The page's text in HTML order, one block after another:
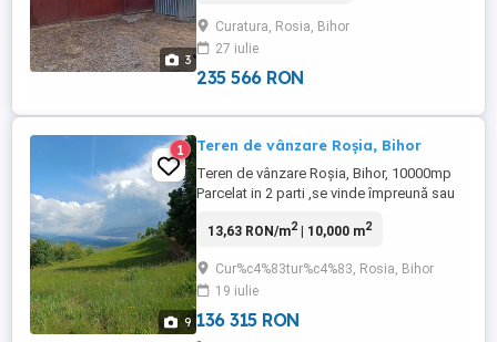
3
Curatura, Rosia, Bihor
27 iulie
235 566 RON
9
1 Teren de vânzare Roșia, Bihor
Teren de vânzare Roșia, Bihor, 10000mp
Parcelat in 2 parti ,se vinde împreună sau
dezvoltare turistica . Mai multe detalii la nr
13,63 RON/m2| 10,000 m2
Cur%c4%83tur%c4%83, Rosia, Bihor
19 iulie
136 315 RON